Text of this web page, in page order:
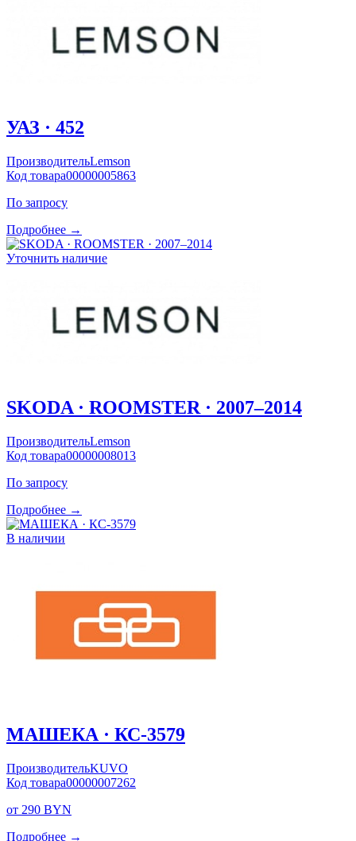
УАЗ · 452
ПроизводительLemson
Код товара00000005863
По запросу
Подробнее →
Уточнить наличие
SKODA · ROOMSTER · 2007–2014
ПроизводительLemson
Код товара00000008013
По запросу
Подробнее →
В наличии
МАШЕКА · КС-3579
ПроизводительKUVO
Код товара00000007262
от 290 BYN
Подробнее →